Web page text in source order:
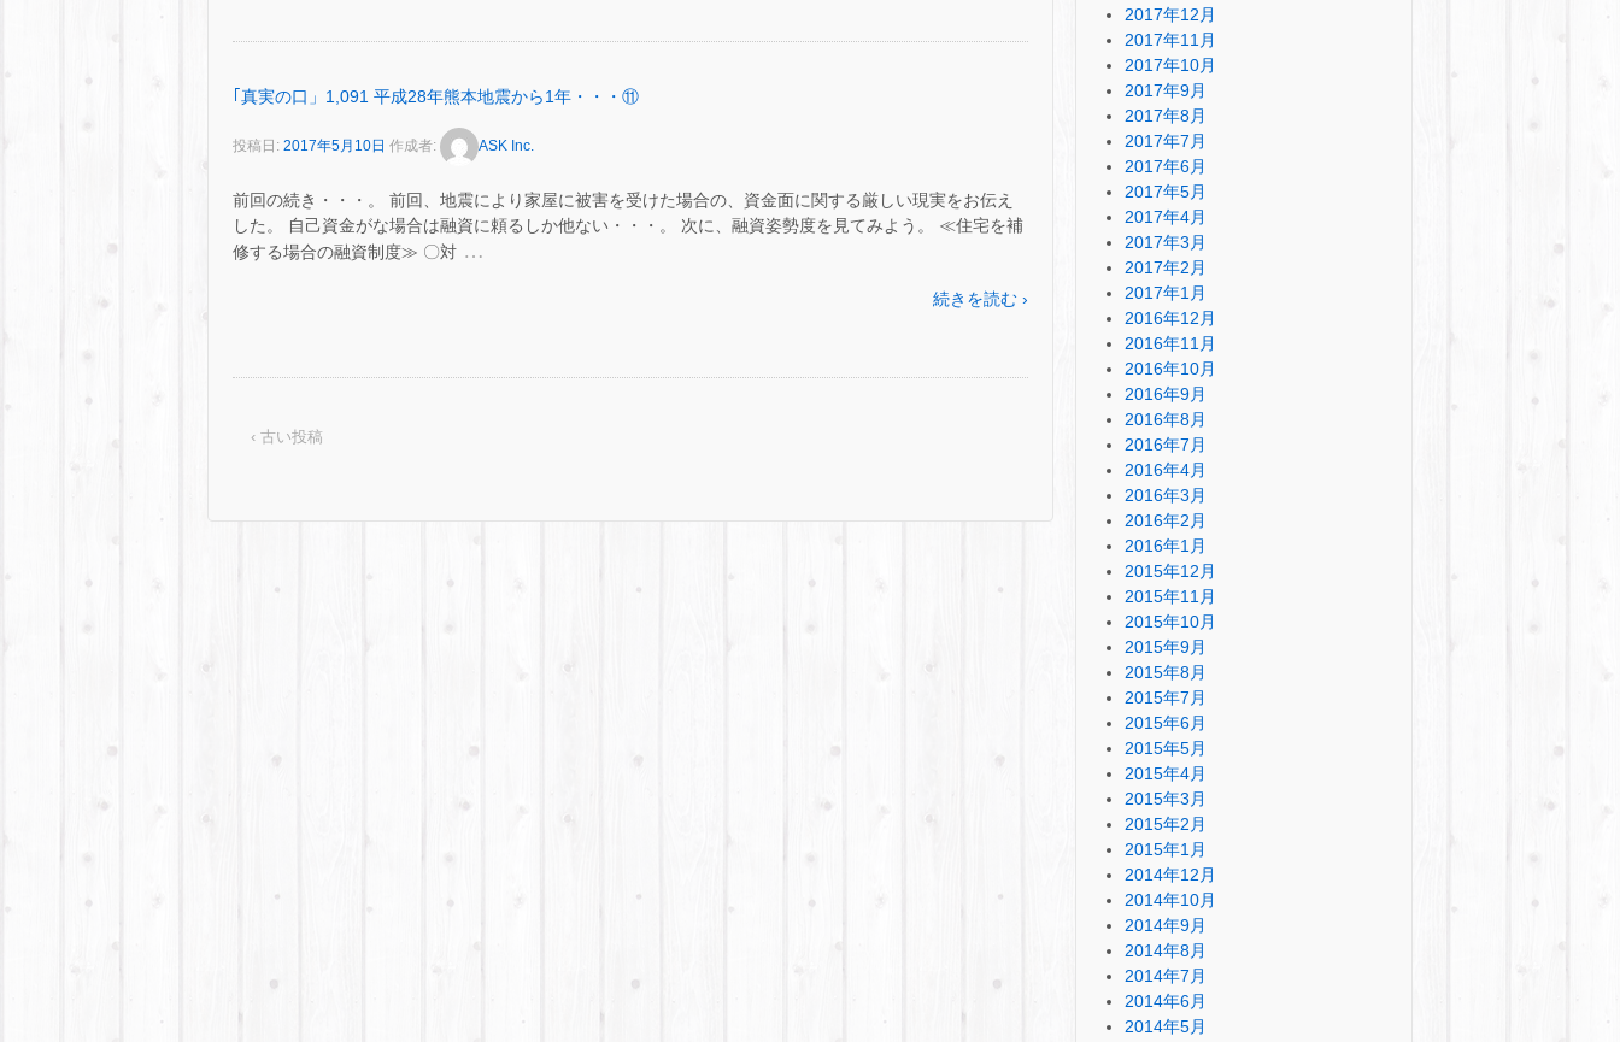
｢真実の口」1,091 平成28年熊本地震から1年・・・⑪
投稿日: 2017年5月10日 作成者: ASK Inc.
前回の続き・・・。 前回、地震により家屋に被害を受けた場合の、資金面に関する厳しい現実をお伝え
した。 自己資金がな場合は融資に頼るしか他ない・・・。 次に、融資姿勢度を見てみよう。 ≪住宅を補
修する場合の融資制度≫ 〇対 …
続きを読む ›
‹ 古い投稿
2017年12月
2017年11月
2017年10月
2017年9月
2017年8月
2017年7月
2017年6月
2017年5月
2017年4月
2017年3月
2017年2月
2017年1月
2016年12月
2016年11月
2016年10月
2016年9月
2016年8月
2016年7月
2016年4月
2016年3月
2016年2月
2016年1月
2015年12月
2015年11月
2015年10月
2015年9月
2015年8月
2015年7月
2015年6月
2015年5月
2015年4月
2015年3月
2015年2月
2015年1月
2014年12月
2014年10月
2014年9月
2014年8月
2014年7月
2014年6月
2014年5月